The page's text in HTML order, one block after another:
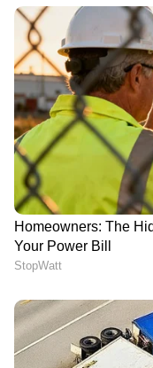
നോക്കിയില്ല.
വീട്ടിലിരുന്നുള്ള
അഡ്വൈസറുടെ
ഒരോ ദിവസവും
വളരെ കുറവ്.
കൂടി മികച്ച
അല്പം
ഒത്ത് കൂടുതൽ
ശിഖ ഒരു
ശമ്പളം = കൂടുതൽ
വെളിപ്പെടുത്തൽ
പെട്ടെന്ന് തന്നെ
ശിഖയുടെ
കുറിച്ചു. പലരും
നോക്കി